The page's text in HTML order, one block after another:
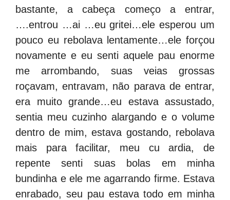
bastante, a cabeça começo a entrar,
….entrou …ai …eu gritei…ele esperou um
pouco eu rebolava lentamente…ele forçou
novamente e eu senti aquele pau enorme
me arrombando, suas veias grossas
roçavam, entravam, não parava de entrar,
era muito grande…eu estava assustado,
sentia meu cuzinho alargando e o volume
dentro de mim, estava gostando, rebolava
mais para facilitar, meu cu ardia, de
repente senti suas bolas em minha
bundinha e ele me agarrando firme. Estava
enrabado, seu pau estava todo em minha